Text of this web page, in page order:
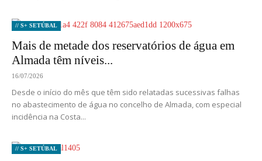
// S+ SETÚBAL
Mais de metade dos reservatórios de água em
Almada têm níveis...
16/07/2026
Desde o início do mês que têm sido relatadas sucessivas falhas
no abastecimento de água no concelho de Almada, com especial
incidência na Costa...
// S+ SETÚBAL